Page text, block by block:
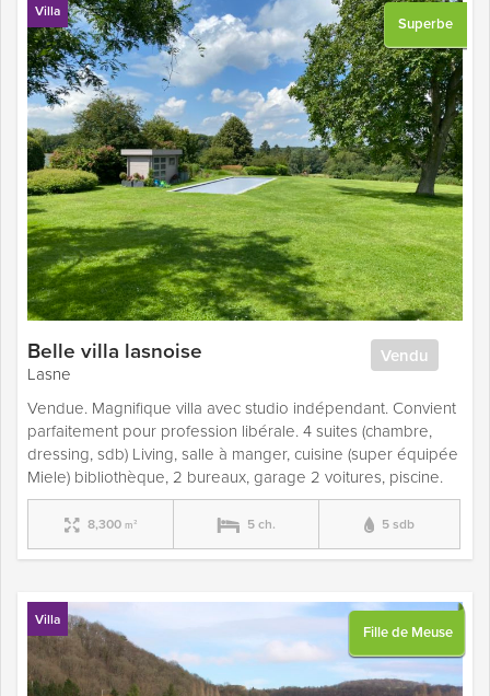
Superbe
Villa
Vendu
Belle villa lasnoise
Lasne
Vendue. Magnifique villa avec studio indépendant. Convient
parfaitement pour profession libérale. 4 suites (chambre,
dressing, sdb) Living, salle à manger, cuisine (super équipée
Miele) bibliothèque, 2 bureaux, garage 2 voitures, piscine.
8,300 m² 5 ch. 5 sdb
Fille de Meuse
Villa